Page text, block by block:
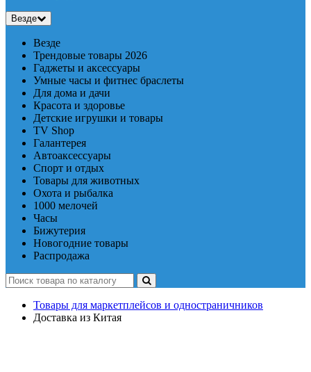
Везде
Везде
Трендовые товары 2026
Гаджеты и аксессуары
Умные часы и фитнес браслеты
Для дома и дачи
Красота и здоровье
Детские игрушки и товары
TV Shop
Галантерея
Автоаксессуары
Спорт и отдых
Товары для животных
Охота и рыбалка
1000 мелочей
Часы
Бижутерия
Новогодние товары
Распродажа
Товары для маркетплейсов и одностраничников
Доставка из Китая